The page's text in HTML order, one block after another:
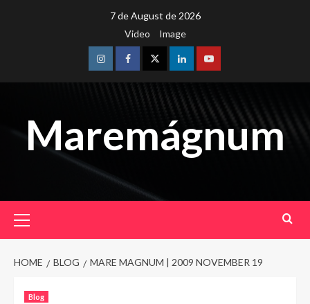
7 de August de 2026
Video
Image
InstagramFacebookTwitterLinkedinYoutube
Maremágnum
Menu
HOME BLOG MARE MAGNUM | 2009 NOVEMBER 19
Blog